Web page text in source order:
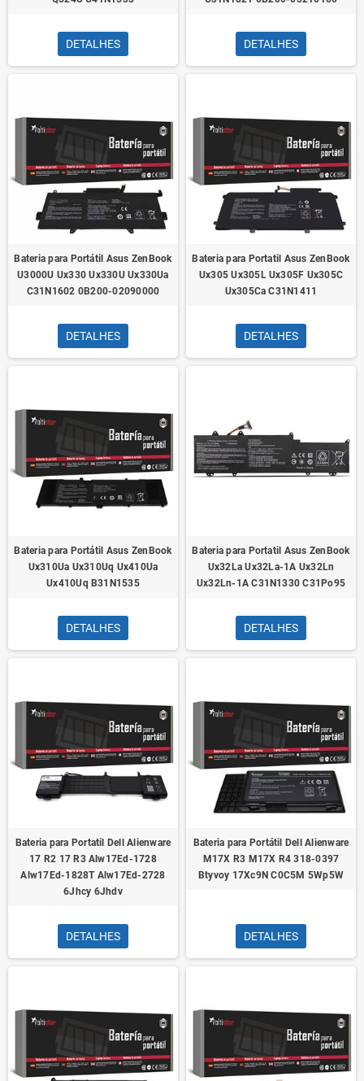
DETALHES DETALHES
Bateria para Portátil Asus ZenBook
U3000U Ux330 Ux330U Ux330Ua
C31N1602 0B200-02090000
DETALHES
Bateria para Portatil Asus ZenBook
Ux305 Ux305L Ux305F Ux305C
Ux305Ca C31N1411
DETALHES
Bateria para Portátil Asus ZenBook
Ux310Ua Ux310Uq Ux410Ua
Ux410Uq B31N1535
DETALHES
Bateria para Portatil Asus ZenBook
Ux32La Ux32La-1A Ux32Ln
Ux32Ln-1A C31N1330 C31Po95
DETALHES
Bateria para Portatil Dell Alienware
17 R2 17 R3 Alw17Ed-1728
Alw17Ed-1828T Alw17Ed-2728
6Jhcy 6Jhdv
DETALHES
Bateria para Portátil Dell Alienware
M17X R3 M17X R4 318-0397
Btyvoy 17Xc9N C0C5M 5Wp5W
DETALHES